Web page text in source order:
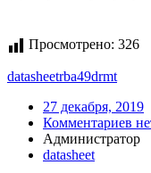
Просмотрено: 326
datasheetrba49drmt
27 декабря, 2019
Комментариев
Администратор
datasheet